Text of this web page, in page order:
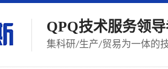
QPQ技术服务领
集科研/生产/贸易为一体的